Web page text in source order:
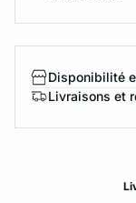
Disponibilité
Livraisons et